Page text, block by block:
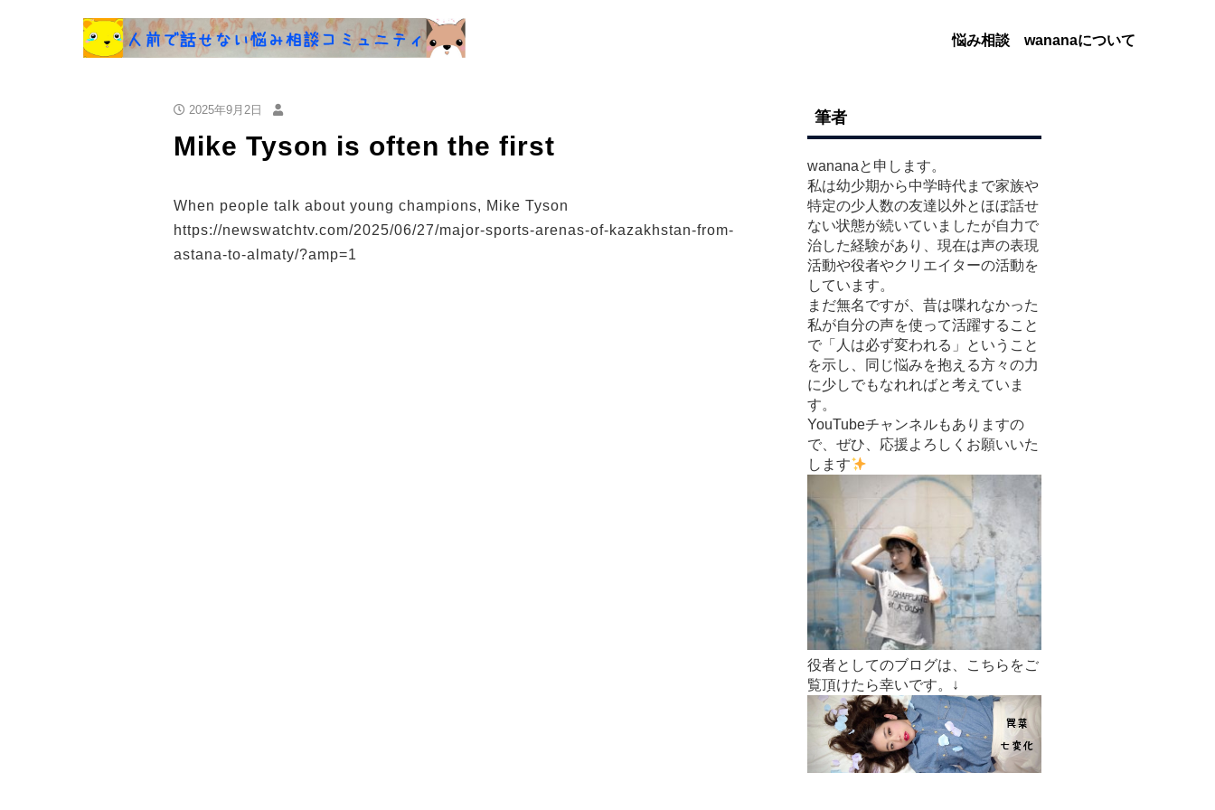
悩み相談 wananaについて
2025年9月2日
Mike Tyson is often the first
When people talk about young champions, Mike Tyson
https://newswatchtv.com/2025/06/27/major-sports-arenas-of-kazakhstan-from-
astana-to-almaty/?amp=1
筆者
wananaと申します。
私は幼少期から中学時代まで家族や
特定の少人数の友達以外とほぼ話せ
ない状態が続いていましたが自力で
治した経験があり、現在は声の表現
活動や役者やクリエイターの活動を
しています。
まだ無名ですが、昔は喋れなかった
私が自分の声を使って活躍すること
で「人は必ず変われる」ということ
を示し、同じ悩みを抱える方々の力
に少しでもなれればと考えていま
す。
YouTubeチャンネルもありますの
で、ぜひ、応援よろしくお願いいた
します
役者としてのブログは、こちらをご
覧頂けたら幸いです。↓